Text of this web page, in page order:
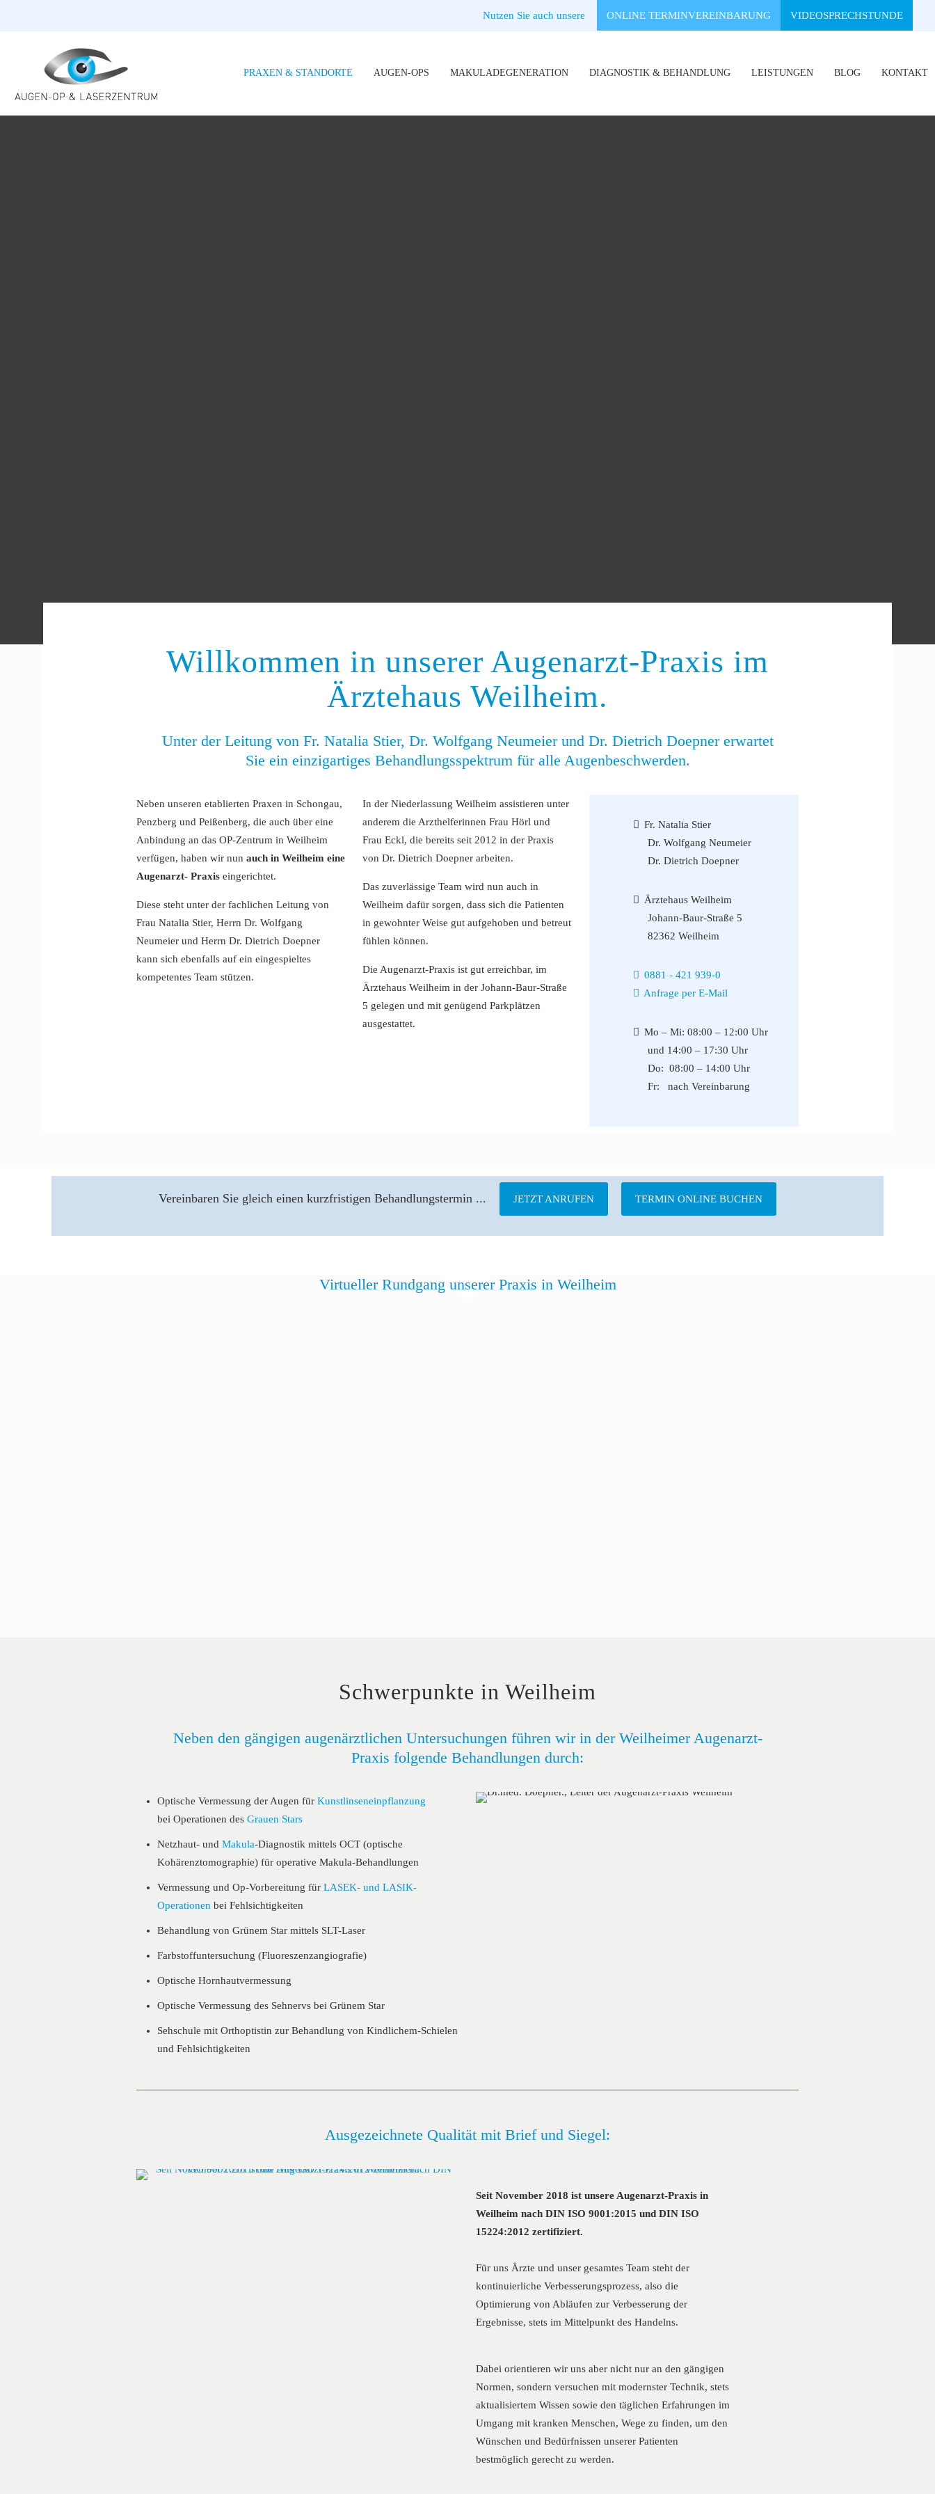
Nutzen Sie auch unsere ONLINE TERMINVEREINBARUNG VIDEOSPRECHSTUNDE
PRAXEN & STANDORTE AUGEN-OPS MAKULADEGENERATION DIAGNOSTIK & BEHANDLUNG LEISTUNGEN BLOG KONTAKT
Willkommen in unserer Augenarzt-Praxis im
Ärztehaus Weilheim.
Unter der Leitung von Fr. Natalia Stier, Dr. Wolfgang Neumeier und Dr. Dietrich Doepner erwartet
Sie ein einzigartiges Behandlungsspektrum für alle Augenbeschwerden.
Neben unseren etablierten Praxen in Schongau,
Penzberg und Peißenberg, die auch über eine
Anbindung an das OP-Zentrum in Weilheim
verfügen, haben wir nun auch in Weilheim eine
Augenarzt- Praxis eingerichtet.
Diese steht unter der fachlichen Leitung von
Frau Natalia Stier, Herrn Dr. Wolfgang
Neumeier und Herrn Dr. Dietrich Doepner
kann sich ebenfalls auf ein eingespieltes
kompetentes Team stützen.
In der Niederlassung Weilheim assistieren unter
anderem die Arzthelferinnen Frau Hörl und
Frau Eckl, die bereits seit 2012 in der Praxis
von Dr. Dietrich Doepner arbeiten.
Das zuverlässige Team wird nun auch in
Weilheim dafür sorgen, dass sich die Patienten
in gewohnter Weise gut aufgehoben und betreut
fühlen können.
Die Augenarzt-Praxis ist gut erreichbar, im
Ärztehaus Weilheim in der Johann-Baur-Straße
5 gelegen und mit genügend Parkplätzen
ausgestattet.
Fr. Natalia Stier
Dr. Wolfgang Neumeier
Dr. Dietrich Doepner
Ärztehaus Weilheim
Johann-Baur-Straße 5
82362 Weilheim
0881 - 421 939-0
Anfrage per E-Mail
Mo – Mi: 08:00 – 12:00 Uhr
und 14:00 – 17:30 Uhr
Do: 08:00 – 14:00 Uhr
Fr: nach Vereinbarung
Vereinbaren Sie gleich einen kurzfristigen Behandlungstermin ... JETZT ANRUFEN TERMIN ONLINE BUCHEN
Virtueller Rundgang unserer Praxis in Weilheim
Schwerpunkte in Weilheim
Neben den gängigen augenärztlichen Untersuchungen führen wir in der Weilheimer Augenarzt-
Praxis folgende Behandlungen durch:
Optische Vermessung der Augen für Kunstlinsenein­pflanzung
bei Operationen des Grauen Stars
Netzhaut- und Makula-Diagnostik mittels OCT (optische
Kohärenztomographie) für operative Makula-Behandlungen
Vermessung und Op-Vorbereitung für LASEK- und LASIK-
Operationen bei Fehlsichtigkeiten
Behandlung von Grünem Star mittels SLT-Laser
Farbstoffuntersuchung (Fluoreszenzangiografie)
Optische Hornhautvermessung
Optische Vermessung des Sehnervs bei Grünem Star
Sehschule mit Orthoptistin zur Behandlung von Kindlichem-Schielen
und Fehlsichtigkeiten
Ausgezeichnete Qualität mit Brief und Siegel:
Seit November 2018 ist unsere Augenarzt-Praxis in
Weilheim nach DIN ISO 9001:2015 und DIN ISO
15224:2012 zertifiziert.
Für uns Ärzte und unser gesamtes Team steht der
kontinuierliche Verbesserungsprozess, also die
Optimierung von Abläufen zur Verbesserung der
Ergebnisse, stets im Mittelpunkt des Handelns.
Dabei orientieren wir uns aber nicht nur an den gängigen
Normen, sondern versuchen mit modernster Technik, stets
aktualisiertem Wissen sowie den täglichen Erfahrungen im
Umgang mit kranken Menschen, Wege zu finden, um den
Wünschen und Bedürfnissen unserer Patienten
bestmöglich gerecht zu werden.